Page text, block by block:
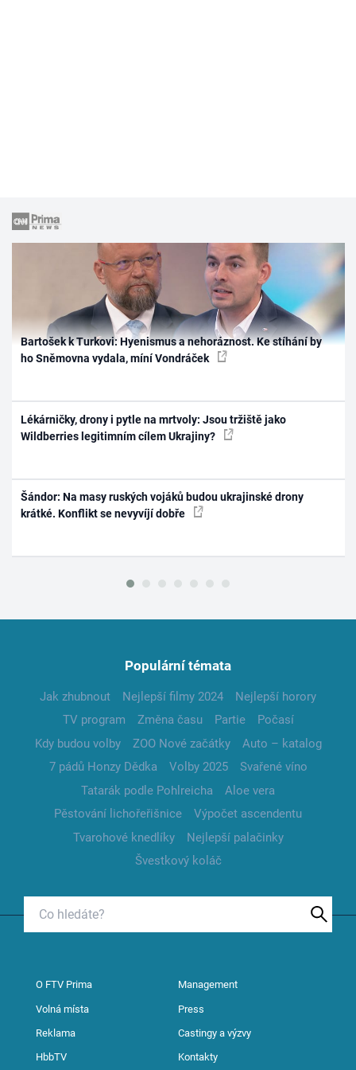
Bartošek k Turkovi: Hyenismus a nehoráznost. Ke stíhání by
ho Sněmovna vydala, míní Vondráček
Lékárničky, drony i pytle na mrtvoly: Jsou tržiště jako
Wildberries legitimním cílem Ukrajiny?
Šándor: Na masy ruských vojáků budou ukrajinské drony
krátké. Konflikt se nevyvíjí dobře
Populární témata
Jak zhubnout Nejlepší filmy 2024
Nejlepší horory
TV program
Změna času Partie
Počasí
Kdy budou volby
ZOO Nové začátky
Auto – katalog
7 pádů Honzy Dědka
Volby 2025
Svařené víno
Tatarák podle Pohlreicha
Aloe vera
Pěstování lichořeřišnice
Výpočet ascendentu
Tvarohové knedlíky
Nejlepší palačinky
Švestkový koláč
O FTV Prima Management
Volná místa Press
Reklama Castingy a výzvy
HbbTV Kontakty